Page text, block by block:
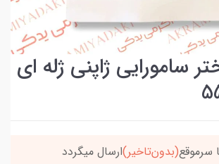
سامورایی ژاپنی ژله ای
میگردد خریدتو به